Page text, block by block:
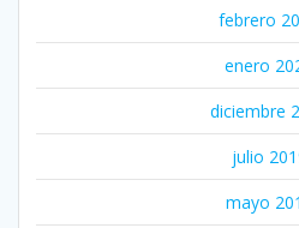
febrero
enero
diciembre
julio
mayo